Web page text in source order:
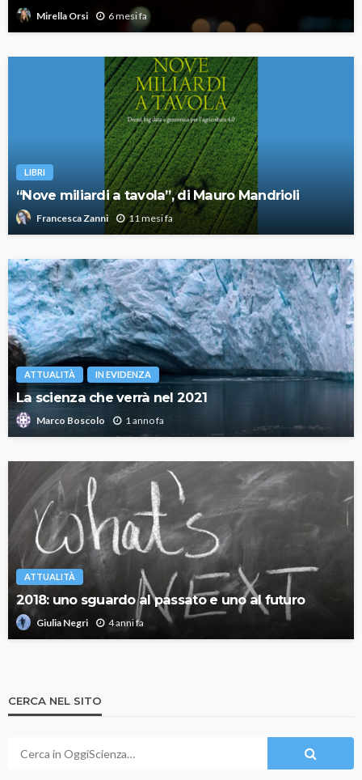
Mirella Orsi 6 mesi fa
LIBRI
“Nove miliardi a tavola”, di Mauro Mandrioli
Francesca Zanni 11 mesi fa
ATTUALITÀ IN EVIDENZA
La scienza che verrà nel 2021
Marco Boscolo 1 anno fa
ATTUALITÀ
2018: uno sguardo al passato e uno al futuro
Giulia Negri 4 anni fa
CERCA NEL SITO